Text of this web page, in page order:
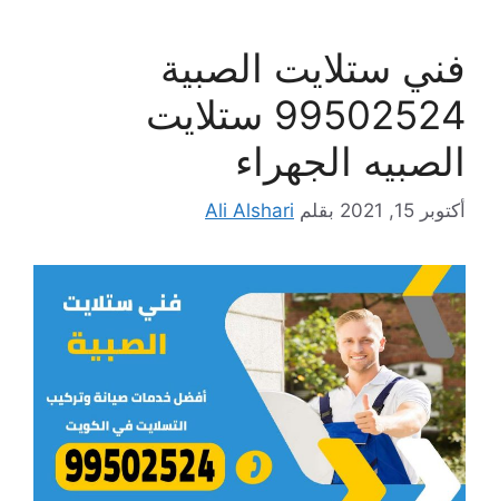
فني ستلايت الصبية
99502524 ستلايت
الصبيه الجهراء
أكتوبر 15, 2021 بقلم Ali Alshari